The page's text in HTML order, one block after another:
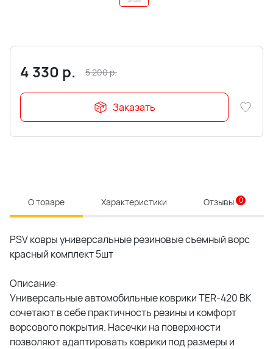
4 330 р. 5 200р.
Заказать
О товаре Характеристики Отзывы 0
PSV ковры универсальные резиновые съемный ворс
красный комплект 5шт
Описание:
Универсальные автомобильные коврики TER-420 BK
сочетают в себе практичность резины и комфорт
ворсового покрытия. Насечки на поверхности
позволяют адаптировать коврики под размеры и